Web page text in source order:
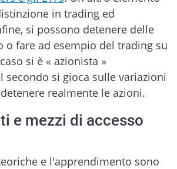
in trading ed
si possono detenere delle
o fare ad esempio del trading su
si è « azionista »
secondo si gioca sulle variazioni
realmente le azioni.
e mezzi di accesso
e l'apprendimento sono